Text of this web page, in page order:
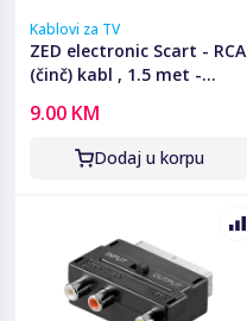
Kablovi za TV
ZED electronic Scart - RCA
(činč) kabl , 1.5 met -
9.00 KM
Dodaj u korpu